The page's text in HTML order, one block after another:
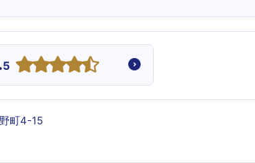
5
町4-15